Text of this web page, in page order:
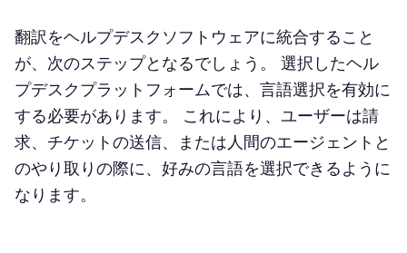
翻訳をヘルプデスクソフトウェアに統合すること
が、次のステップとなるでしょう。 選択したヘル
プデスクプラットフォームでは、言語選択を有効に
する必要があります。 これにより、ユーザーは請
求、チケットの送信、または人間のエージェントと
のやり取りの際に、好みの言語を選択できるように
なります。